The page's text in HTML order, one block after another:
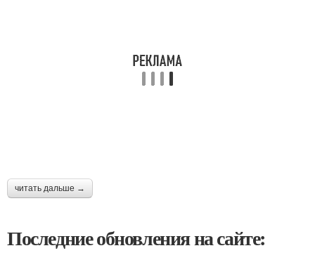
читать дальше →
Последние обновления на сайте: